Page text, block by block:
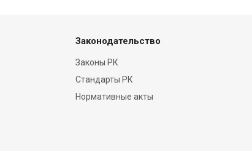
Законодательство
Законы РК
Стандарты РК
Нормативные акты